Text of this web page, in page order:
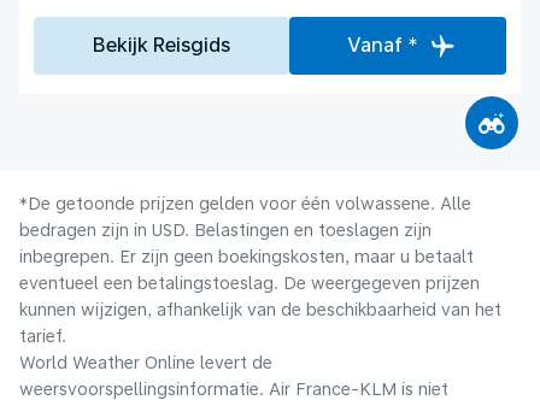
Bekijk Reisgids Vanaf *
*De getoonde prijzen gelden voor één volwassene. Alle
bedragen zijn in USD. Belastingen en toeslagen zijn
inbegrepen. Er zijn geen boekingskosten, maar u betaalt
eventueel een betalingstoeslag. De weergegeven prijzen
kunnen wijzigen, afhankelijk van de beschikbaarheid van het
tarief.
World Weather Online levert de
weersvoorspellingsinformatie. Air France-KLM is niet